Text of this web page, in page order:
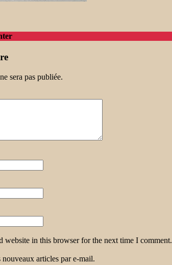
sera pas publiée.
website in this browser for the next time I comment.
articles par e-mail.